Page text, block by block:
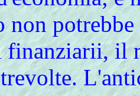
potrebbe
finanziarii, il